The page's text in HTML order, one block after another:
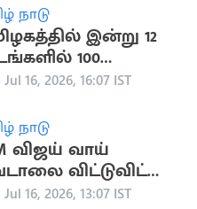
நாடு
இன்று 12
100
தாண்டிய
Jul 16, 2026, 16:07 IST
நாடு
விஜய் வாய்
விட்டுவிட்டு
தேவையை
Jul 16, 2026, 13:07 IST